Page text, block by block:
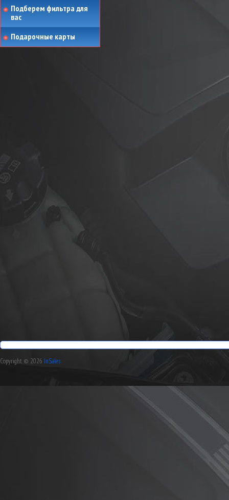
Подберем фильтра для
вас
Подарочные карты
Copyright © 2026 InSales